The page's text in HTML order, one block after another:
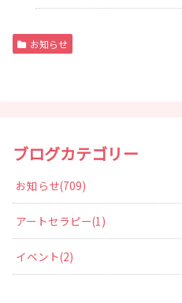
お知らせ
ブログカテゴリー
お知らせ 709
アートセラピー 1
イベント 2